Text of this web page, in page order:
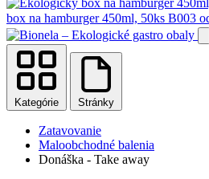
box na hamburger 450ml, 50ks B003
Kategórie Stránky
Zatavovanie
Maloobchodné balenia
Donáška - Take away